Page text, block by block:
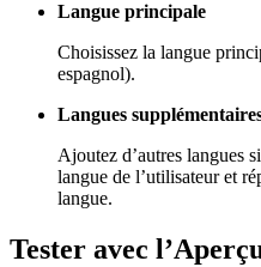
Langue principale
Choisissez la langue
espagnol).
Langues
Ajoutez d’autres langues
langue de l’utilisateur et
langue.
Tester avec